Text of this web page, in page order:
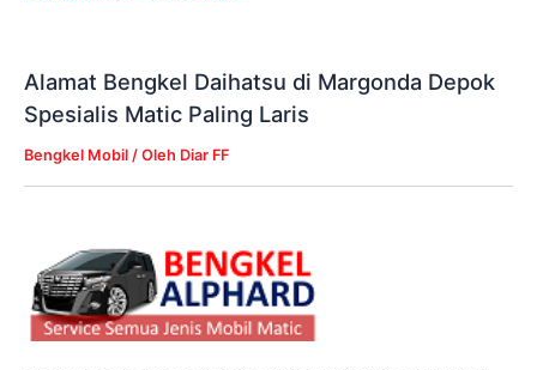
Alamat Bengkel Daihatsu di Margonda Depok
Spesialis Matic Paling Laris
Bengkel Mobil / Oleh Diar FF